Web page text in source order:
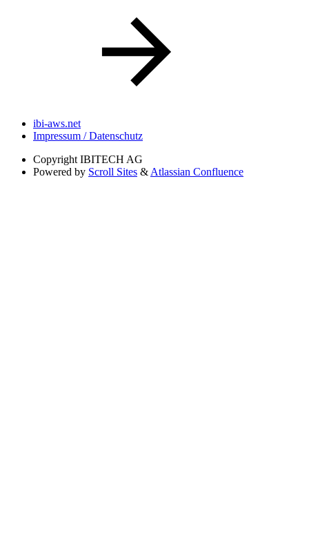
ibi-aws.net
Impressum / Datenschutz
Copyright IBITECH AG
Powered by Scroll Sites & Atlassian Confluence